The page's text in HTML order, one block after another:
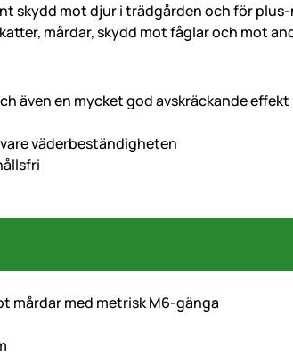
skydd mot djur i trädgården och för
mårdar, skydd mot fåglar och mot
även en mycket god avskräckande effekt
väderbeständigheten
mårdar med metrisk M6-gänga